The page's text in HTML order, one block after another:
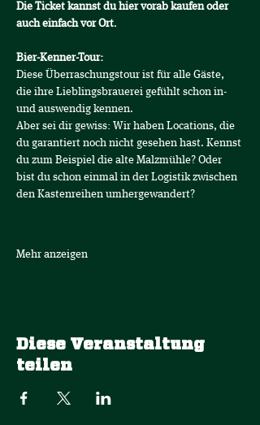
Die Ticket kannst du hier vorab kaufen oder
auch einfach vor Ort.
Bier-Kenner-Tour:
Diese Überraschungstour ist für alle Gäste,
die ihre Lieblingsbrauerei gefühlt schon in-
und auswendig kennen.
Aber sei dir gewiss: Wir haben Locations, die
du garantiert noch nicht gesehen hast. Kennst
du zum Beispiel die alte Malzmühle? Oder
bist du schon einmal in der Logistik zwischen
den Kastenreihen umhergewandert?
Mehr anzeigen
Diese Veranstaltung
teilen